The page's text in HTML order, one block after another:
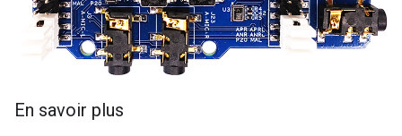
En savoir plus